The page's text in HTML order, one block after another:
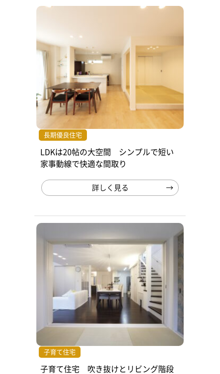
長期優良住宅
LDKは20帖の大空間 シンプルで短い
家事動線で快適な間取り
詳しく見る
子育て住宅
子育て住宅 吹き抜けとリビング階段